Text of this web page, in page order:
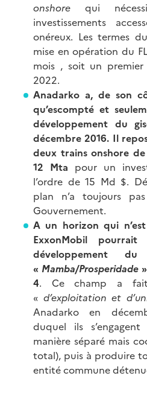
onshore qui
investissements
onéreux. Les termes
mise en opération du
mois , soit un
2022.
Anadarko a, de son
qu’escompté et
développement du
décembre 2016. Il
deux trains onshore
12 Mta pour un
l’ordre de 15 Md $.
plan n’a toujours
Gouvernement.
A un horizon qui
ExxonMobil
développement
« Mamba/Prosperidade
4. Ce champ a fait
« d’exploitation et
Anadarko en
duquel ils
manière séparé mais
total), puis à produire
entité commune